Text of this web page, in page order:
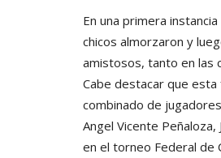
En una primera
chicos almorzaron y
amistosos, tanto en las
Cabe destacar que
combinado de
Angel Vicente
en el torneo Federal de